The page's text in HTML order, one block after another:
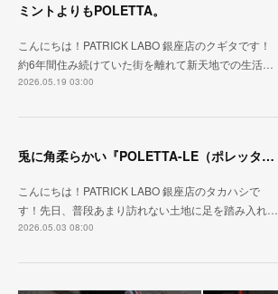
ミントよりもPOLETTA。
こんにちは！PATRICK LABO 銀座店のクギタです！
約6年間住み続けていた街を離れて新天地での生活…
2026.05.19 03:00
兎に角柔らかい『POLETTA-LE（ポレッタ・レザー）』
こんにちは！PATRICK LABO 銀座店のタカハシで
す！先日、普段あまり訪れない土地に足を踏み入れ…
2026.05.03 08:00